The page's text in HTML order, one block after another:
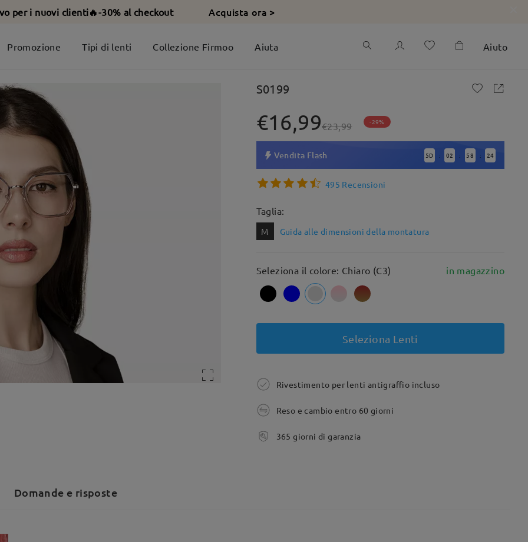
per i nuovi clienti🔥-30% al checkout Acquista ora >
Promozione Tipi di lenti Collezione Firmoo Aiuta Aiuto
S0199
€16,99€23,99 -29%
Vendita Flash 5D : 02 : 58 : 22
495 Recensioni
Taglia:
M Guida alle dimensioni della montatura
Seleziona il colore: Chiaro (C3) in magazzino
Seleziona Lenti
Rivestimento per lenti antigraffio incluso
Reso e cambio entro 60 giorni
365 giorni di garanzia
Domande e risposte